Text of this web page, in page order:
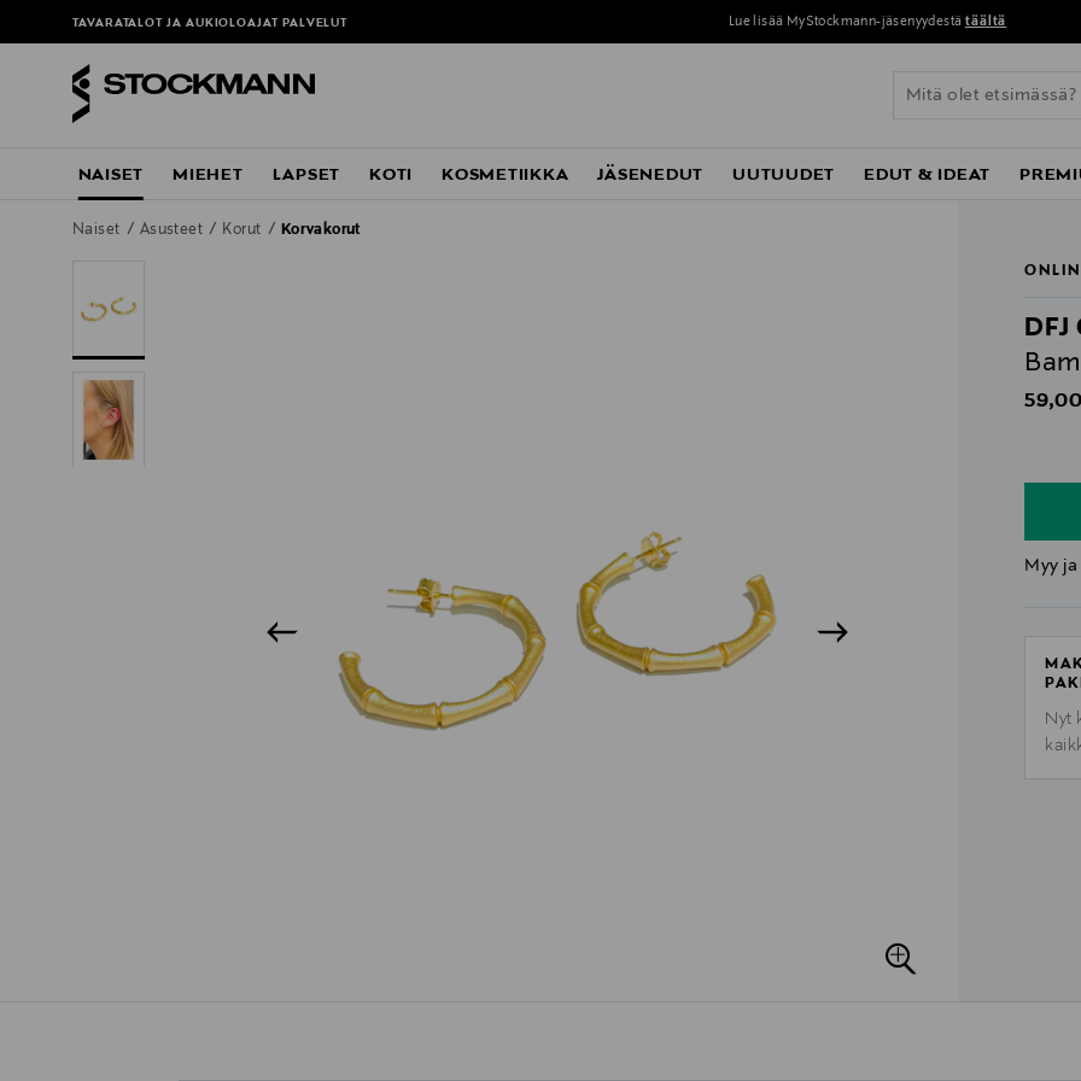
TAVARATALOT JA AUKIOLOAJAT PALVELUT Lue lisää MyStockmann-jäsenyydestä täältä
NAISET MIEHET LAPSET KOTI KOSMETIIKKA JÄSENEDUT UUTUUDET EDUT & IDEAT
Naiset Asusteet Korut Korvakorut
DFJ
Myy
Nyt